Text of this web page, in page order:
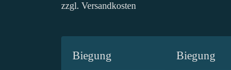
zzgl. Versandkosten
Biegung Biegung